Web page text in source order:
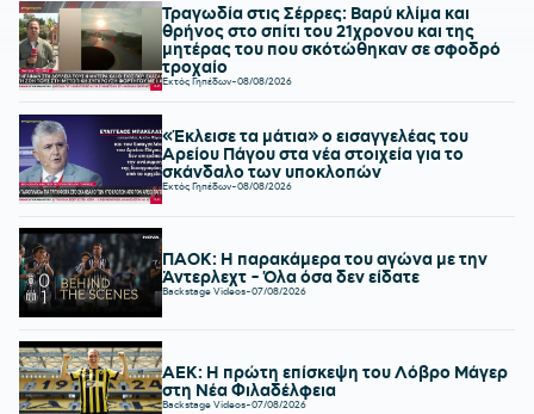
Τραγωδία στις Σέρρες: Βαρύ κλίμα και
θρήνος στο σπίτι του 21χρονου και της
μητέρας του που σκότώθηκαν σε σφοδρό
τροχαίο
Εκτός Γηπέδων-08/08/2026
«Έκλεισε τα μάτια» ο εισαγγελέας του
Αρείου Πάγου στα νέα στοιχεία για το
σκάνδαλο των υποκλοπών
Εκτός Γηπέδων-08/08/2026
ΠΑΟΚ: Η παρακάμερα του αγώνα με την
Άντερλεχτ - Όλα όσα δεν είδατε
Backstage Videos-07/08/2026
ΑΕΚ: Η πρώτη επίσκεψη του Λόβρο Μάγερ
στη Νέα Φιλαδέλφεια
Backstage Videos-07/08/2026